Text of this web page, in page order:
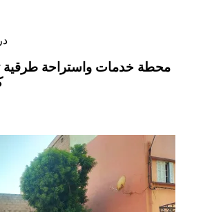
محطة خدمات واستراحة طرقية